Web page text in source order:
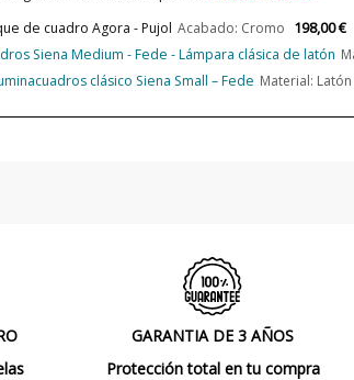
de cuadro Agora - Pujol Acabado: Cromo 198,00 €
Siena Medium - Fede - Lámpara clásica de latón
clásico Siena Small – Fede Material:
GARANTIA DE 3 AÑOS
Protección total en tu compra